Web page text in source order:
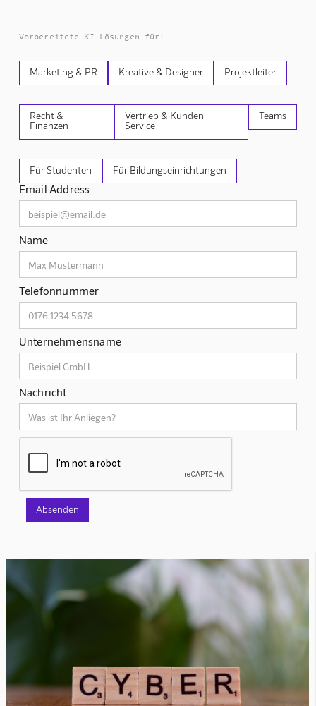
Vorbereitete KI Lösungen für:
Marketing & PR Kreative & Designer Projektleiter
Recht &
Finanzen
Vertrieb & Kunden-
Service
Teams
Für Studenten Für Bildungseinrichtungen
Email Address
Name
Telefonnummer
Unternehmensname
Nachricht